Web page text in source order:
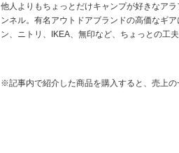
他人よりもちょっとだけキャンプが好きなア
ンネル。有名アウトドアブランドの高価なギ
ン、ニトリ、IKEA、無印など、ちょっとの工
※記事内で紹介した商品を購入すると、売上の